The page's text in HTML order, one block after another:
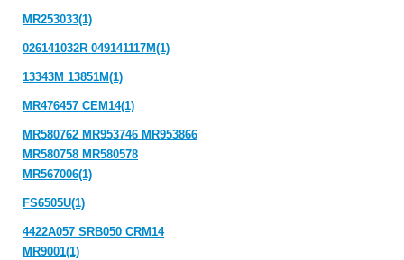
MR253033(1)
026141032R 049141117M(1)
13343M 13851M(1)
MR476457 CEM14(1)
MR580762 MR953746 MR953866
MR580758 MR580578
MR567006(1)
FS6505U(1)
4422A057 SRB050 CRM14
MR9001(1)